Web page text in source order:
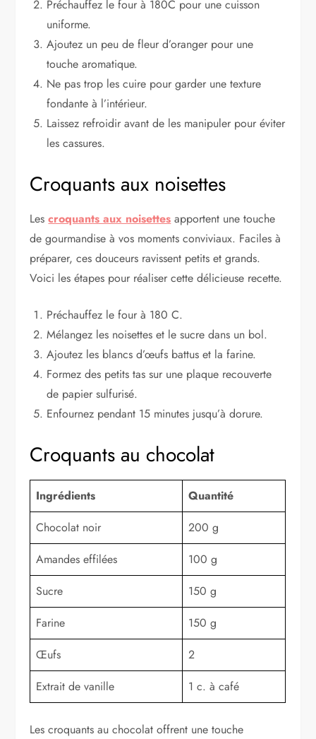
Préchauffez le four à 180C pour une cuisson
uniforme.
Ajoutez un peu de fleur d’oranger pour une
touche aromatique.
Ne pas trop les cuire pour garder une texture
fondante à l’intérieur.
Laissez refroidir avant de les manipuler pour éviter
les cassures.
Croquants aux noisettes
Lescroquants aux noisettes apportent une touche
de gourmandise à vos moments conviviaux. Faciles à
préparer, ces douceurs ravissent petits et grands.
Voici les étapes pour réaliser cette délicieuse recette.
Préchauffez le four à 180 C.
Mélangez les noisettes et le sucre dans un bol.
Ajoutez les blancs d’œufs battus et la farine.
Formez des petits tas sur une plaque recouverte
de papier sulfurisé.
Enfournez pendant 15 minutes jusqu’à dorure.
Croquants au chocolat
Ingrédients
Quantité
Chocolat noir
200 g
Amandes effilées
100 g
Sucre
150 g
Farine
150 g
Œufs
2
Extrait de vanille
1 c. à café
Les croquants au chocolat offrent une touche